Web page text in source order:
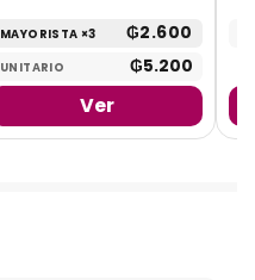
MAYORISTA ×3 ₲2.600
UNITARIO ₲5.200
Ver